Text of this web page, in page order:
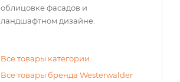
облицовке фасадов и
ландшафтном дизайне.
Все товары категории
Все товары бренда Westerwalder